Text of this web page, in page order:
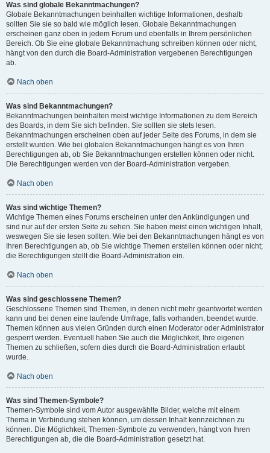
Was sind globale Bekanntmachungen?
Globale Bekanntmachungen beinhalten wichtige Informationen, deshalb
sollten Sie sie so bald wie möglich lesen. Globale Bekanntmachungen
erscheinen ganz oben in jedem Forum und ebenfalls in Ihrem persönlichen
Bereich. Ob Sie eine globale Bekanntmachung schreiben können oder nicht,
hängt von den durch die Board-Administration vergebenen Berechtigungen
ab.
Nach oben
Was sind Bekanntmachungen?
Bekanntmachungen beinhalten meist wichtige Informationen zu dem Bereich
des Boards, in dem Sie sich befinden. Sie sollten sie stets lesen.
Bekanntmachungen erscheinen oben auf jeder Seite des Forums, in dem sie
erstellt wurden. Wie bei globalen Bekanntmachungen hängt es von Ihren
Berechtigungen ab, ob Sie Bekanntmachungen erstellen können oder nicht.
Die Berechtigungen werden von der Board-Administration vergeben.
Nach oben
Was sind wichtige Themen?
Wichtige Themen eines Forums erscheinen unter den Ankündigungen und
sind nur auf der ersten Seite zu sehen. Sie haben meist einen wichtigen Inhalt,
weswegen Sie sie lesen sollten. Wie bei den Bekanntmachungen hängt es von
Ihren Berechtigungen ab, ob Sie wichtige Themen erstellen können oder nicht;
die Berechtigungen stellt die Board-Administration ein.
Nach oben
Was sind geschlossene Themen?
Geschlossene Themen sind Themen, in denen nicht mehr geantwortet werden
kann und bei denen eine laufende Umfrage, falls vorhanden, beendet wurde.
Themen können aus vielen Gründen durch einen Moderator oder Administrator
gesperrt werden. Eventuell haben Sie auch die Möglichkeit, Ihre eigenen
Themen zu schließen, sofern dies durch die Board-Administration erlaubt
wurde.
Nach oben
Was sind Themen-Symbole?
Themen-Symbole sind vom Autor ausgewählte Bilder, welche mit einem
Thema in Verbindung stehen können, um dessen Inhalt kennzeichnen zu
können. Die Möglichkeit, Themen-Symbole zu verwenden, hängt von Ihren
Berechtigungen ab, die die Board-Administration gesetzt hat.